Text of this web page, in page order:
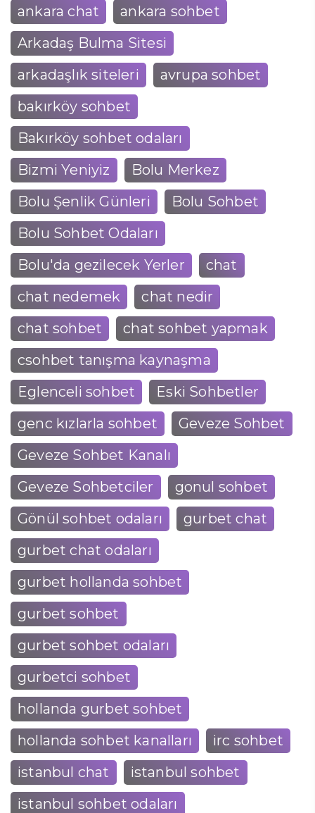
ankara chat
ankara sohbet
Arkadaş Bulma Sitesi
arkadaşlık siteleri
avrupa sohbet
bakırköy sohbet
Bakırköy sohbet odaları
Bizmi Yeniyiz
Bolu Merkez
Bolu Şenlik Günleri
Bolu Sohbet
Bolu Sohbet Odaları
Bolu'da gezilecek Yerler
chat
chat nedemek
chat nedir
chat sohbet
chat sohbet yapmak
csohbet tanışma kaynaşma
Eglenceli sohbet
Eski Sohbetler
genc kızlarla sohbet
Geveze Sohbet
Geveze Sohbet Kanalı
Geveze Sohbetciler
gonul sohbet
Gönül sohbet odaları
gurbet chat
gurbet chat odaları
gurbet hollanda sohbet
gurbet sohbet
gurbet sohbet odaları
gurbetci sohbet
hollanda gurbet sohbet
hollanda sohbet kanalları
irc sohbet
istanbul chat
istanbul sohbet
istanbul sohbet odaları